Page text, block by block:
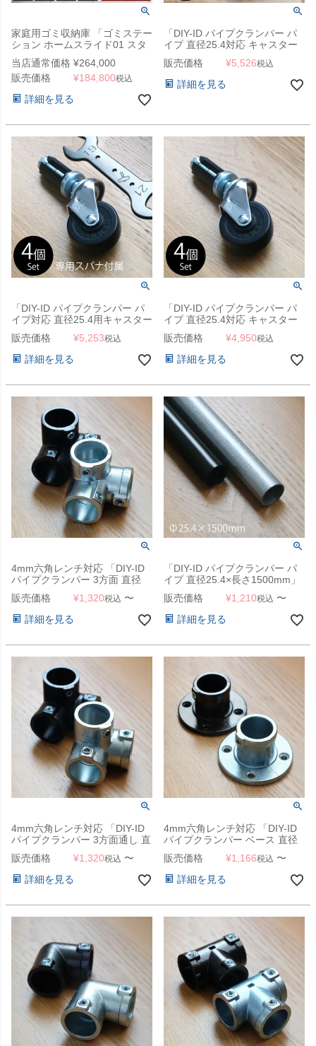
家庭用ゴミ収納庫 「ゴミステー
ション ホームスライド01 スタ
ンダードモデル 黒ZAM 150L」
（SG）
当店通常価格 ¥264,000
販売価格
¥184,800税込
詳細を見る
「DIY-ID パイプクランパー パ
イプ 直径25.4対応 キャスター
（ストッパー付き） 4個セッ
ト」
販売価格 ¥5,526税込
詳細を見る
「DIY-ID パイプクランパー パ
イプ対応 直径25.4用キャスター
4個セット ＆ 専用スパナ（19・
21mm平型） セット」
販売価格 ¥5,253税込
詳細を見る
「DIY-ID パイプクランパー パ
イプ 直径25.4対応 キャスター
4個セット」
販売価格 ¥4,950税込
詳細を見る
4mm六角レンチ対応 「DIY-ID
パイプクランパー 3方面 直径
25.4mmパイプ用」
販売価格 ¥1,320税込 〜
詳細を見る
「DIY-ID パイプクランパー パ
イプ 直径25.4×長さ1500mm」
販売価格
¥1,210税込 〜
詳細を見る
4mm六角レンチ対応 「DIY-ID
パイプクランパー 3方面通し 直
径25.4mmパイプ用」
販売価格 ¥1,320税込 〜
詳細を見る
4mm六角レンチ対応 「DIY-ID
パイプクランパー ベース 直径
25.4mmパイプ用」
販売価格 ¥1,166税込 〜
詳細を見る